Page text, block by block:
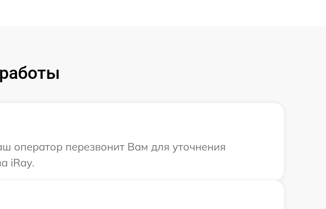
оператор перезвонит Вам для уточнения
iRay.